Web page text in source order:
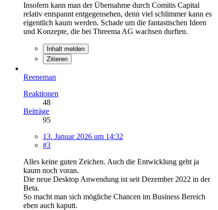
Insofern kann man der Übernahme durch Comitis Capital
relativ entspannt entgegensehen, denn viel schlimmer kann es
eigentlich kaum werden. Schade um die fantastischen Ideen
und Konzepte, die bei Threema AG wachsen durften.
Inhalt melden
Zitieren
Reeneman
Reaktionen
48
Beiträge
95
13. Januar 2026 um 14:32
#3
Alles keine guten Zeichen. Auch die Entwicklung geht ja
kaum noch voran.
Die neue Desktop Anwendung ist seit Dezember 2022 in der
Beta.
So macht man sich mögliche Chancen im Business Bereich
eben auch kaputt.